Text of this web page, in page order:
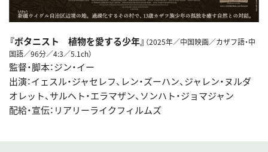
『ボタニスト 植物を愛する少年』 （2025年／中国映画／カザフ語・中
国語／96分／4:3／5.1ch）
監督・脚本：ジン・イー
出演：イェスル・ジャセレフ、レン・ズーハン、ジャレン・ヌルダ
オレット、サルヘト・エラマザン、ソンハト・ジョマジャン
配給・宣伝：リアリーライクフィルムズ